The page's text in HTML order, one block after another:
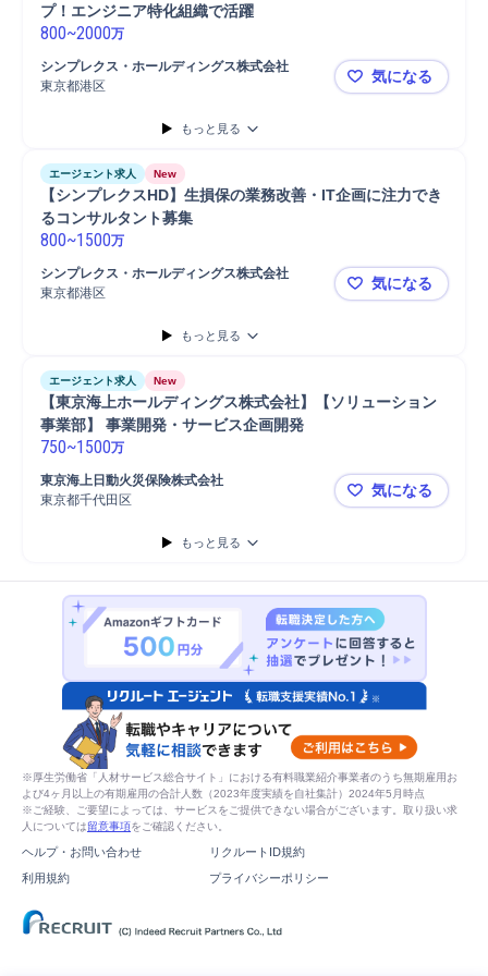
プ！エンジニア特化組織で活躍
800~2000万
シンプレクス・ホールディングス株式会社
東京都港区
【シンプレ
気になる
もっと見る
エージェント求人 New
【シンプレクスHD】生損保の業務改善・IT企画に注力でき
るコンサルタント募集
800~1500万
シンプレクス・ホールディングス株式会社
東京都港区
【シンプレ
気になる
もっと見る
エージェント求人 New
【東京海上ホールディングス株式会社】【ソリューション
事業部】 事業開発・サービス企画開発
750~1500万
東京海上日動火災保険株式会社
東京都千代田区
【東京海上
気になる
もっと見る
※厚生労働省「人材サービス総合サイト」における有料職業紹介事業者のうち無期雇用お
よび4ヶ月以上の有期雇用の合計人数（2023年度実績を自社集計）2024年5月時点
※ご経験、ご要望によっては、サービスをご提供できない場合がございます。取り扱い求
人については留意事項をご確認ください。
ヘルプ・お問い合わせ
リクルートID規約
利用規約
プライバシーポリシー